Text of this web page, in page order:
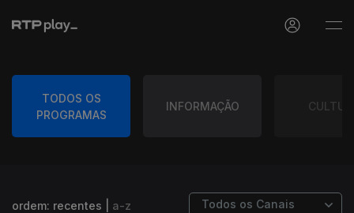
TODOS OS
PROGRAMAS
INFORMAÇÃO
ordem: recentes a-z